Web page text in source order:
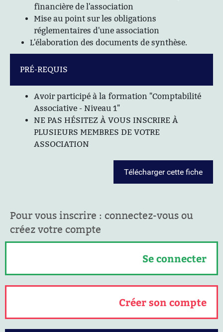
financière de l'association
Mise au point sur les obligations
réglementaires d'une association
L'élaboration des documents de synthèse.
PRÉ-REQUIS
Avoir participé à la formation "Comptabilité
Associative - Niveau 1"
NE PAS HÉSITEZ À VOUS INSCRIRE À
PLUSIEURS MEMBRES DE VOTRE
ASSOCIATION
Télécharger cette fiche
Pour vous inscrire : connectez-vous ou
créez votre compte
Se connecter
Créer son compte